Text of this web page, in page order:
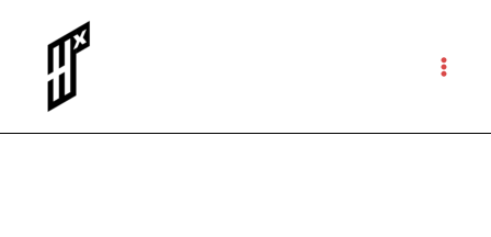
contenido